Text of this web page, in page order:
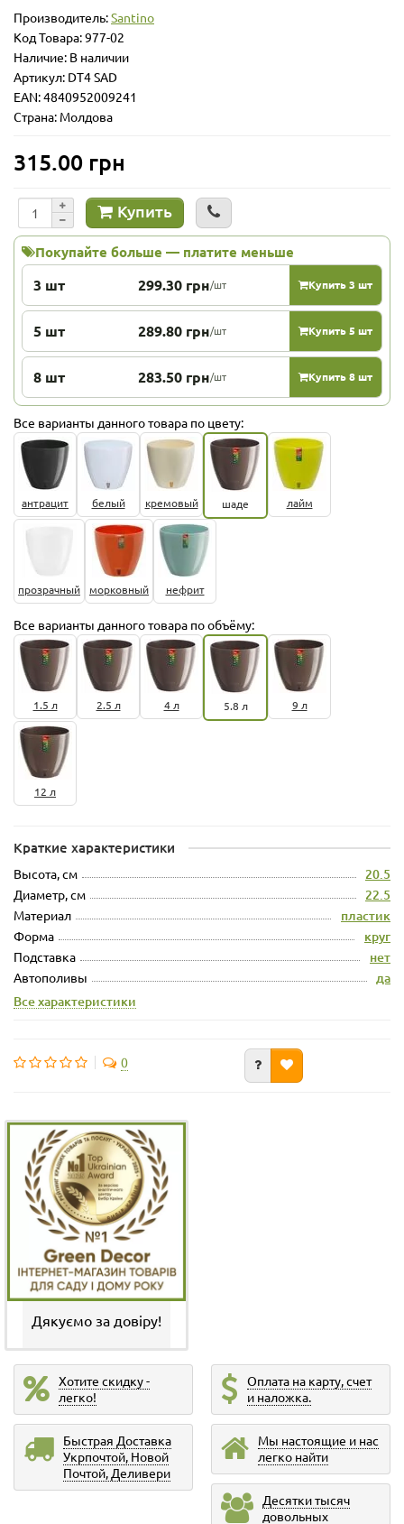
Производитель:Santino
Код Товара:977-02
Наличие: В наличии
Артикул: DT4 SAD
EAN: 4840952009241
Страна: Молдова
315.00 грн
Купить
Покупайте больше — платите меньше
3 шт 299.30 грн/шт Купить 3 шт
5 шт 289.80 грн/шт Купить 5 шт
8 шт 283.50 грн/шт Купить 8 шт
Все варианты данного товара по цвету:
антрацит белый кремовый шаде лайм
прозрачный морковный нефрит
Все варианты данного товара по объёму:
1.5 л 2.5 л 4 л 5.8 л 9 л
12 л
Краткие характеристики
Высота, см 20.5
Диаметр, см 22.5
Материал пластик
Форма круг
Подставка нет
Автополивы
да
Все характеристики
0
Дякуємо за довіру!
Хотите скидку -
легко!
Оплата на карту, счет
и наложка.
Быстрая Доставка
Укрпочтой, Новой
Почтой, Деливери
Мы настоящие и нас
легко найти
Десятки тысяч
довольных